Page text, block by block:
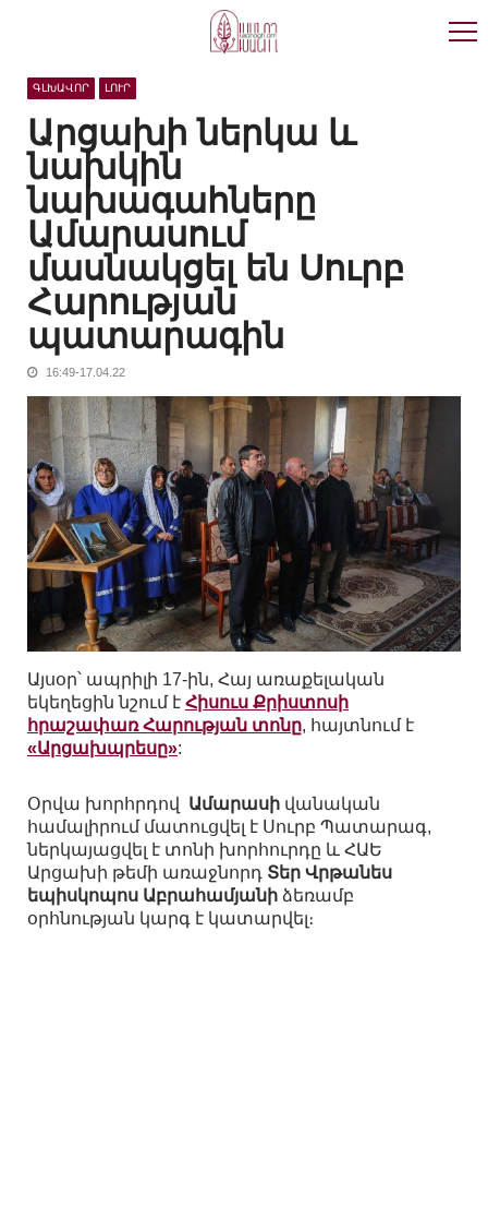
ԳԼԽԱՎՈՐ ԼՈՒՐ
Արցախի ներկա և
նախկին
նախագահները
Ամարասում
մասնակցել են Սուրբ
Հարության
պատարագին
16:49-17.04.22
Այսօր՝ ապրիլի 17-ին, Հայ առաքելական
եկեղեցին նշում է Հիսուս Քրիստոսի
հրաշափառ Հարության տոնը, հայտնում է
«Արցախպրեսը»:
Օրվա խորհրդով Ամարասի վանական
համալիրում մատուցվել է Սուրբ Պատարագ,
ներկայացվել է տոնի խորհուրդը և ՀԱԵ
Արցախի թեմի առաջնորդ Տեր Վրթանես
եպիսկոպոս Աբրահամյանի ձեռամբ
օրհնության կարգ է կատարվել։